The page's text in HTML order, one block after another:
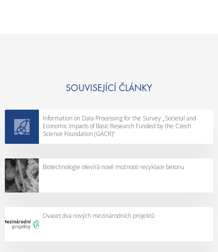
SOUVISEJÍCÍ ČLÁNKY
Information on Data Processing for the Survey „Societal and
Economic Impacts of Basic Research Funded by the Czech
Science Foundation (GACR)”
Biotechnologie otevírá nové možnosti recyklace betonu
Dvacet dva nových mezinárodních projektů